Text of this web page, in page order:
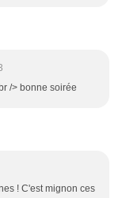
/> bonne soirée
! C'est mignon ces